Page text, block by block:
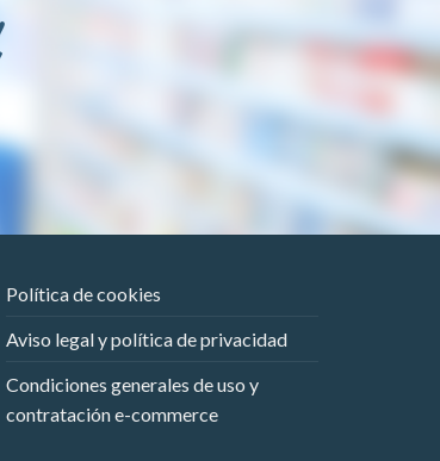
Política de cookies
Aviso legal y política de privacidad
Condiciones generales de uso y
contratación e-commerce